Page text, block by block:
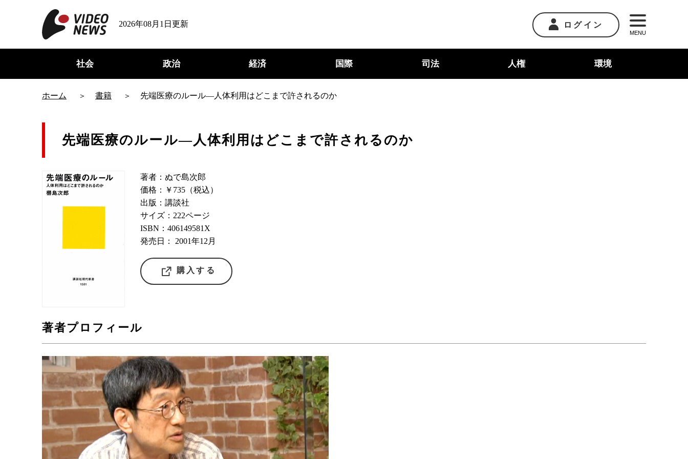
2026年08月1日更新 ログイン
MENU
社会 政治 経済 国際 司法 人権 環境
ホーム 書籍 先端医療のルール―人体利用はどこまで許されるのか
先端医療のルール―人体利用はどこまで許されるのか
著者：ぬで島次郎
価格：￥735（税込）
出版：講談社
サイズ：222ページ
ISBN：406149581X
発売日： 2001年12月
購入する
著者プロフィール